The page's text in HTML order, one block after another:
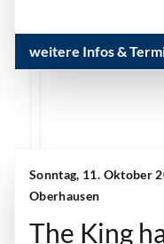
weitere Infos &
Sonntag, 11. Oktober
Oberhausen
The King